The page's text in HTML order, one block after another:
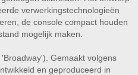
verwerkingstechnologieën
de console compact houden
mogelijk maken.
Gemaakt volgens
en geproduceerd in